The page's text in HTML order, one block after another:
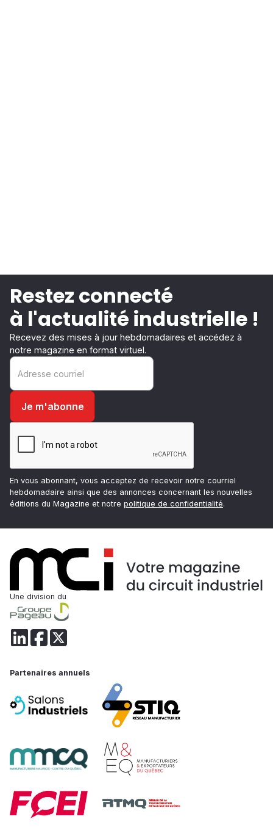
Restez connecté
à l'actualité industrielle !
Recevez des mises à jour hebdomadaires et accédez à
notre magazine en format virtuel.
En vous abonnant, vous acceptez de recevoir notre courriel
hebdomadaire ainsi que des annonces concernant les nouvelles
éditions du Magazine et notre politique de confidentialité.
Une division du
Partenaires annuels